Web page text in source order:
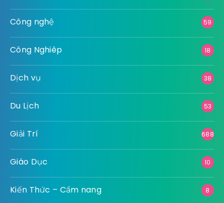
Công nghệ 59
Công Nghiêp 18
Dịch vụ 38
Du Lịch 53
Giải Trí 688
Giáo Dục 10
Kiến Thức – Cẩm nang 8